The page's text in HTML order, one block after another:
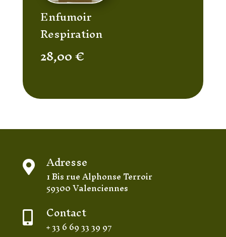
Enfumoir
Respiration
28,00€
 Adresse
1 Bis rue Alphonse Terroir
59300 Valenciennes
 Contact
+ 33 6 69 33 39 97